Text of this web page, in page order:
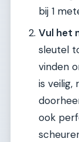
bij 1
Vul het
sleutel
vinden
is veilig,
ook